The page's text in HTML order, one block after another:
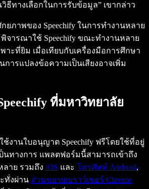
ธีทางเลือกในการรับข้อมูล” เขากล่าว
กยภาพของ Speechify ในการทำงานหลาย
จารณาใช้ Speechify ขณะทำงานหลาย
าะที่ยิม เมื่อเทียบกับเครื่องมือการศึกษา
ารแปลงข้อความเป็นเสียงอาจเพิ่ม
ที่มหาวิทยาลัย
งานใบอนุญาต Speechify ฟรีโดยใช้ที่อยู่
ป็นทางการ แพลตฟอร์มนี้สามารถเข้าถึง
าย รวมถึง iOS และ โทรศัพท์ Android,
ทั่งผ่าน ส่วนขยายเบราว์เซอร์ Chrome